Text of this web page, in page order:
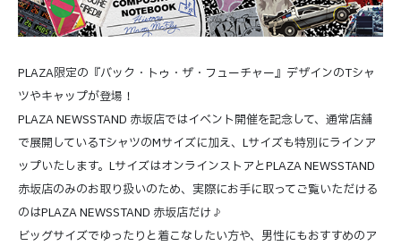
PLAZA限定の『バック・トゥ・ザ・フューチャー』デザインのTシャ
ツやキャップが登場！
PLAZA NEWSSTAND 赤坂店ではイベント開催を記念して、通常店舗
で展開しているTシャツのMサイズに加え、Lサイズも特別にラインア
ップいたします。LサイズはオンラインストアとPLAZA NEWSSTAND
赤坂店のみのお取り扱いのため、実際にお手に取ってご覧いただける
のはPLAZA NEWSSTAND 赤坂店だけ♪
ビッグサイズでゆったりと着こなしたい方や、男性にもおすすめのア